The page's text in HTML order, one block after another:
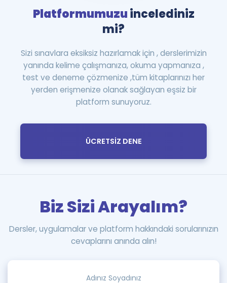
Platformumuzuincelediniz
mi?
Sizi sınavlara eksiksiz hazırlamak için , derslerimizin
yanında kelime çalışmanıza, okuma yapmanıza ,
test ve deneme çözmenize ,tüm kitaplarınızı her
yerden erişmenize olanak sağlayan eşsiz bir
platform sunuyoruz.
ÜCRETSİZ DENE
Biz Sizi Arayalım?
Dersler, uygulamalar ve platform hakkındaki sorularınızın
cevaplarını anında alın!